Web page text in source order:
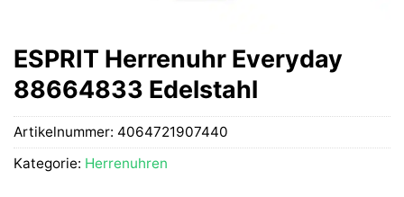
ESPRIT Herrenuhr Everyday
88664833 Edelstahl
Artikelnummer: 4064721907440
Kategorie: Herrenuhren